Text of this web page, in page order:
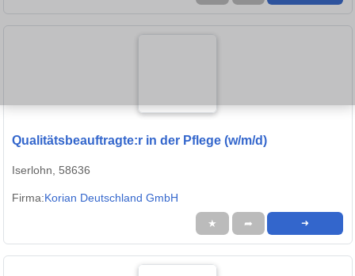
Qualitätsbeauftragte:r in der Pflege (w/m/d)
Iserlohn, 58636
Firma:Korian Deutschland GmbH
★ ➦ ➜